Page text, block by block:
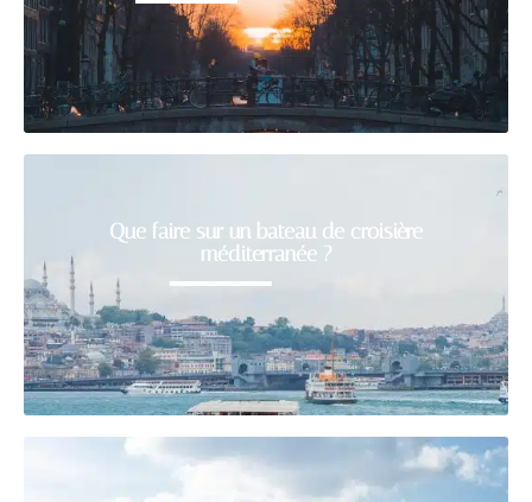
Que faire sur un bateau de croisière
méditerranée ?